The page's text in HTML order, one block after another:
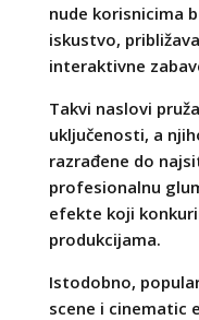
nude korisnicima
iskustvo,
interaktivne
Takvi naslovi
uključenosti, a
razrađene do
profesionalnu
efekte koji
produkcijama.
Istodobno,
scene i cinematic